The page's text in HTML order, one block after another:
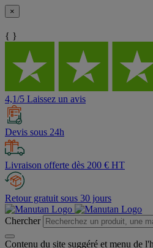
×
{ }
4,1/5 Laissez un avis
Devis sous 24h
Livraison offerte dès 200 € HT
Retour gratuit sous 30 jours
Chercher
Contenu du site suggéré et menu de